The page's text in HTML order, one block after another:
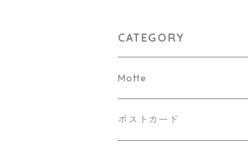
CATEGORY
Motte
Kaorinkoイラストバージョン
ポストカード